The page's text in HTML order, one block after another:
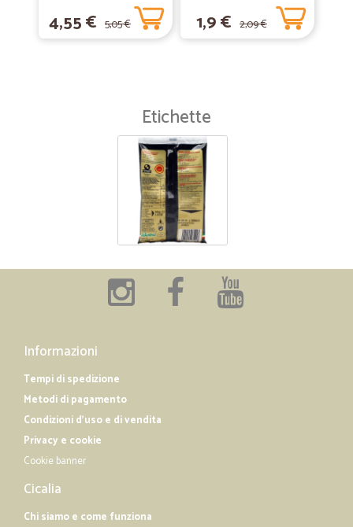
4,55 € 5,05 € 1,9 € 2,09 €
Etichette
Informazioni
Tempi di spedizione
Metodi di pagamento
Condizioni d'uso e di vendita
Privacy e cookie
Cookie banner
Cicalia
Chi siamo e come funziona